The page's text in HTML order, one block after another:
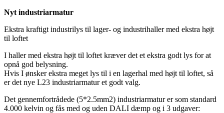
Nyt industriarmatur
Ekstra kraftigt industrilys til lager- og industrihaller med ekstra højt
til loftet
I haller med ekstra højt til loftet kræver det et ekstra godt lys for at
opnå god belysning.
Hvis I ønsker ekstra meget lys til i en lagerhal med højt til loftet, så
er det nye L23 industriarmatur et godt valg.
Det gennemfortrådede (5*2.5mm2) industriarmatur er som standard
4.000 kelvin og fås med og uden DALI dæmp og i 3 udgaver: